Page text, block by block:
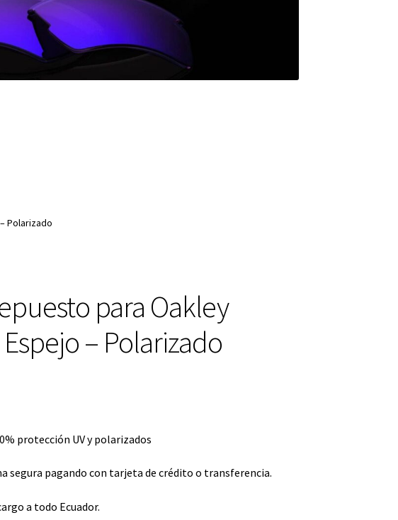
Polarizado
para Oakley
– Polarizado
protección UV y polarizados
segura pagando con tarjeta de crédito o transferencia.
a todo Ecuador.